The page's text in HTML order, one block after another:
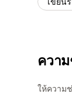
ควา
ให้ความ